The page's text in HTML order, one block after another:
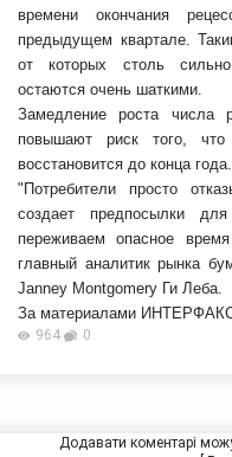
времени окончания
предыдущем квартале.
от которых столь
остаются очень шаткими.
Замедление роста числа
повышают риск того, что
восстановится до конца года.
"Потребители просто
создает предпосылки
переживаем опасное
главный аналитик рынка
Janney Montgomery Ги Леба.
За материалами
964 0
Додавати коментарі